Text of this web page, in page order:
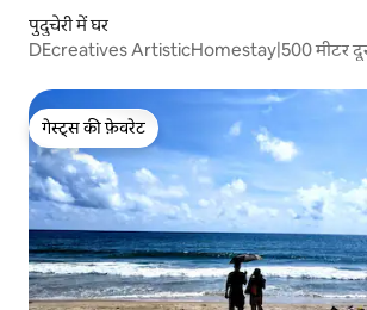
पुदुचेरी में घर
DEcreatives ArtisticHomestay|500 मीटर दूर
गेस्ट्स की फ़ेवरेट
गेस्ट्स की फ़ेवरेट